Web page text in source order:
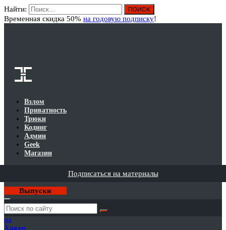
Найти:
Временная скидка 50% на годовую подписку!
Взлом
Приватность
Трюки
Кодинг
Админ
Geek
Магазин
Подписаться на материалы
Выпуски
Годовая
подписка
на
Хакер